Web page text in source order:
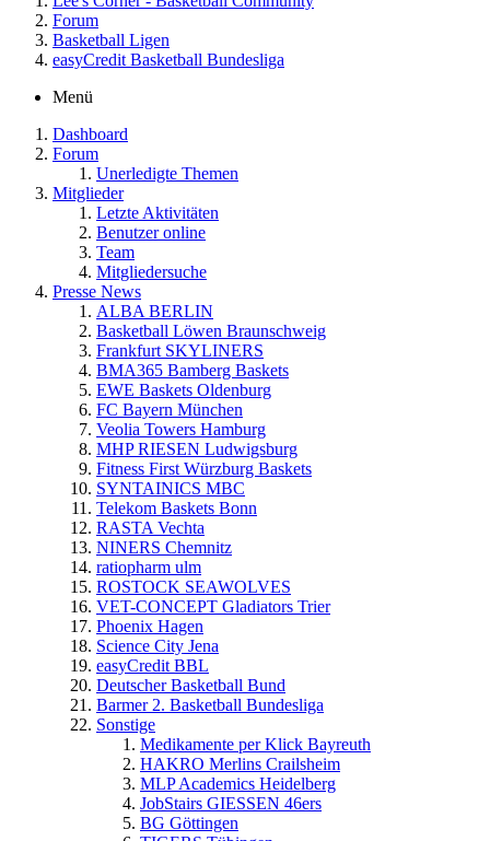
Forum
Basketball Ligen
easyCredit Basketball Bundesliga
Menü
Dashboard
Forum
Unerledigte Themen
Mitglieder
Letzte Aktivitäten
Benutzer online
Team
Mitgliedersuche
Presse News
ALBA BERLIN
Basketball Löwen Braunschweig
Frankfurt SKYLINERS
BMA365 Bamberg Baskets
EWE Baskets Oldenburg
FC Bayern München
Veolia Towers Hamburg
MHP RIESEN Ludwigsburg
Fitness First Würzburg Baskets
SYNTAINICS MBC
Telekom Baskets Bonn
RASTA Vechta
NINERS Chemnitz
ratiopharm ulm
ROSTOCK SEAWOLVES
VET-CONCEPT Gladiators Trier
Phoenix Hagen
Science City Jena
easyCredit BBL
Deutscher Basketball Bund
Barmer 2. Basketball Bundesliga
Sonstige
Medikamente per Klick Bayreuth
HAKRO Merlins Crailsheim
MLP Academics Heidelberg
JobStairs GIESSEN 46ers
BG Göttingen